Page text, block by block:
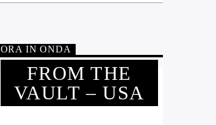
ORA IN ONDA
FROM THE
VAULT – USA